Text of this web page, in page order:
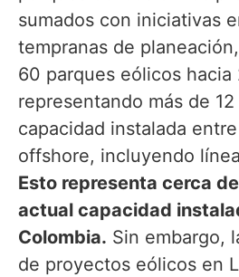
sumados con iniciativas
tempranas de
60 parques eólicos hacia
representando más de
capacidad instalada
offshore, incluyendo
Esto representa cerca
actual capacidad
Colombia. Sin embargo,
de proyectos eólicos en